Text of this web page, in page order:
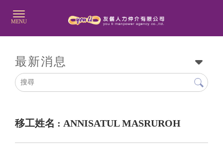
最新消息
移工姓名 : ANNISATUL MASRUROH